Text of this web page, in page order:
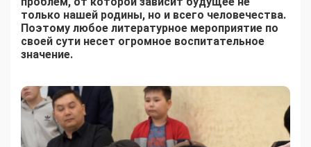
только нашей родины, но и всего человечества.
Поэтому любое литературное мероприятие по
своей сути несет огромное воспитательное
значение.